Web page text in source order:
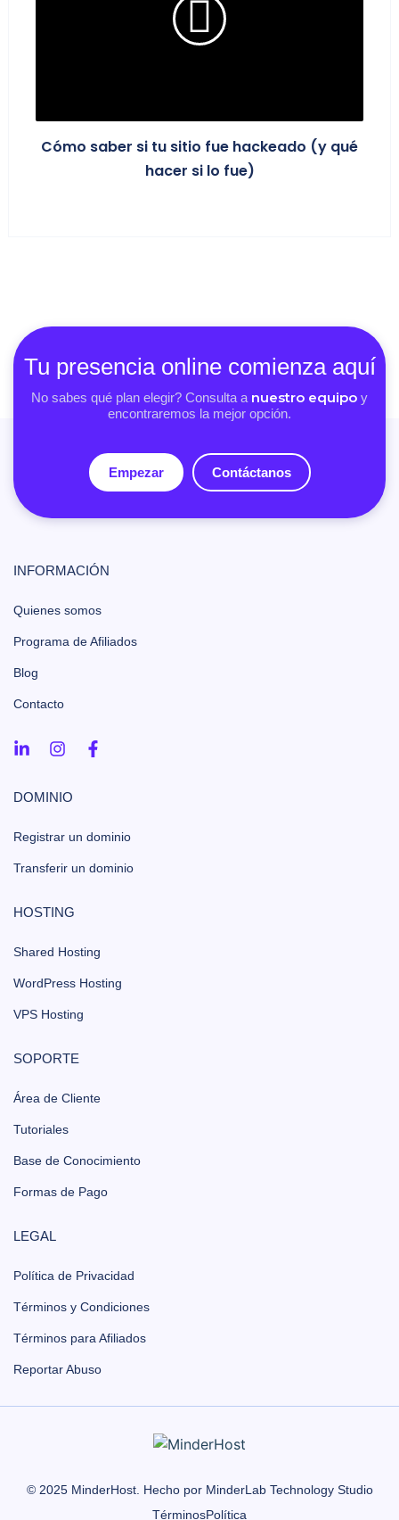
Cómo saber si tu sitio fue hackeado (y qué
hacer si lo fue)
Tu presencia online comienza aquí
No sabes qué plan elegir? Consulta a nuestro equipo y
encontraremos la mejor opción.
Empezar Contáctanos
INFORMACIÓN
Quienes somos
Programa de Afiliados
Blog
Contacto
DOMINIO
Registrar un dominio
Transferir un dominio
HOSTING
Shared Hosting
WordPress Hosting
VPS Hosting
SOPORTE
Área de Cliente
Tutoriales
Base de Conocimiento
Formas de Pago
LEGAL
Política de Privacidad
Términos y Condiciones
Términos para Afiliados
Reportar Abuso
© 2025 MinderHost. Hecho por MinderLab Technology Studio
TérminosPolítica